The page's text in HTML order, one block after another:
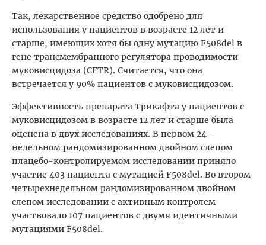
Так, лекарственное средство одобрено для
использования у пациентов в возрасте 12 лет и
старше, имеющих хотя бы одну мутацию F508del в
гене трансмембранного регулятора проводимости
муковисцидоза (CFTR). Считается, что она
встречается у 90% пациентов с муковисцидозом.
Эффективность препарата Трикафта у пациентов с
муковисцидозом в возрасте 12 лет и старше была
оценена в двух исследованиях. В первом 24-
недельном рандомизированном двойном слепом
плацебо-контролируемом исследовании приняло
участие 403 пациента с мутацией F508del. Во втором
четырехнедельном рандомизированном двойном
слепом исследовании с активным контролем
участвовало 107 пациентов с двумя идентичными
мутациями F508del.